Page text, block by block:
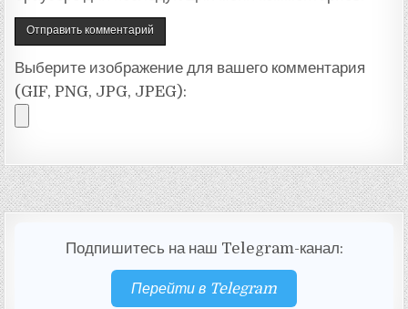
Выберите изображение для вашего комментария
(GIF, PNG, JPG, JPEG):
Подпишитесь на наш Telegram-канал:
Перейти в Telegram